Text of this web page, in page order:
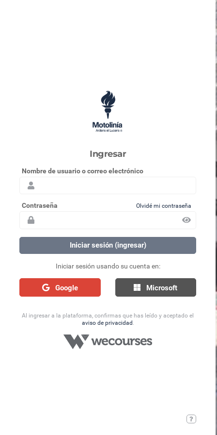
Ingresar
Nombre de usuario o correo electrónico
Contraseña Olvidé mi contraseña
Iniciar sesión (ingresar)
Iniciar sesión usando su cuenta en:
Google Microsoft
Al ingresar a la plataforma, confirmas que has leído y aceptado el
aviso de privacidad